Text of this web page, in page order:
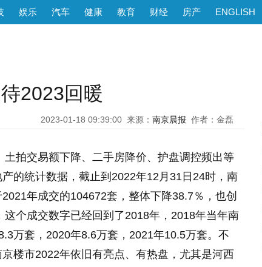
娱乐 汽车 健康 教育 财经 房产 ENGLISH
2023回暖
2023-01-18 09:39:00 来源： 南京晨报 作者：金磊
拍交易额下降、二手房降价、护盘调控频出等
的统计数据，截止到2022年12月31日24时，南
年成交的104672套，整体下降38.7％，也创
个成交数字已经回到了2018年，2018年当年南
万套，2020年8.6万套，2021年10.5万套。不
楼市2022年依旧有亮点、有热盘，尤其是河西